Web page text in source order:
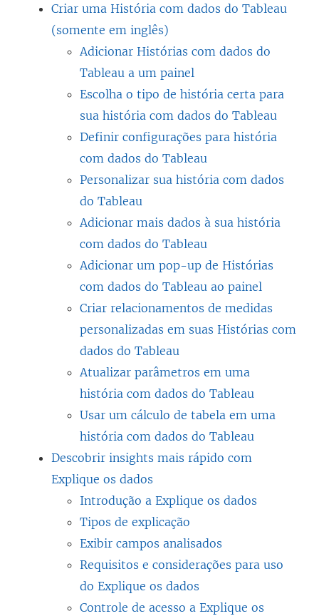
Criar uma História com dados do Tableau
(somente em inglês)
Adicionar Histórias com dados do
Tableau a um painel
Escolha o tipo de história certa para
sua história com dados do Tableau
Definir configurações para história
com dados do Tableau
Personalizar sua história com dados
do Tableau
Adicionar mais dados à sua história
com dados do Tableau
Adicionar um pop-up de Histórias
com dados do Tableau ao painel
Criar relacionamentos de medidas
personalizadas em suas Histórias com
dados do Tableau
Atualizar parâmetros em uma
história com dados do Tableau
Usar um cálculo de tabela em uma
história com dados do Tableau
Descobrir insights mais rápido com
Explique os dados
Introdução a Explique os dados
Tipos de explicação
Exibir campos analisados
Requisitos e considerações para uso
do Explique os dados
Controle de acesso a Explique os